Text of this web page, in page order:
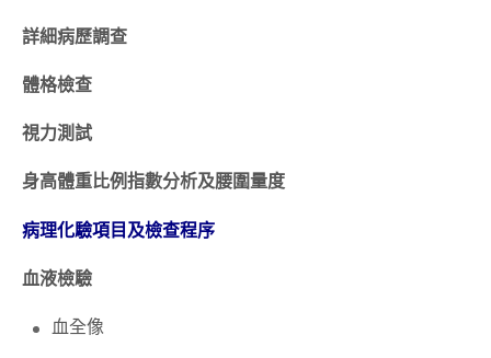
詳細病歷調查
體格檢查
視力測試
身高體重比例指數分析及腰圍量度
病理化驗項目及檢查程序
血液檢驗
血全像